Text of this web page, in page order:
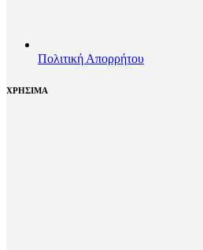
Πολιτική Απορρήτου
ΧΡΗΣΙΜΑ